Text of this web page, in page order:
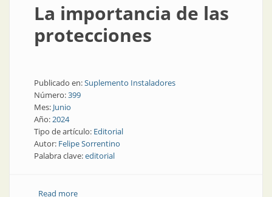
La importancia de las
protecciones
Publicado en:Suplemento Instaladores
Número:399
Mes: Junio
Año:2024
Tipo de artículo: Editorial
Autor: Felipe Sorrentino
Palabra clave:editorial
Read moreabout La importancia de las protecciones